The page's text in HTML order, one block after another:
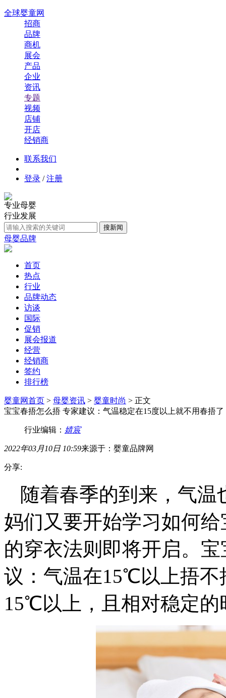
全球婴童网
招商
品牌
商机
展会
产品
企业
资讯
专题
视频
店铺
开店
经销商
联系我们
登录 /注册
专业母婴
行业发展
母婴品牌
首页
热点
行业
品牌动态
访谈
国际
促销
展会报道
经营
经销商
签约
排行榜
婴童网首页 > 母婴资讯 > 婴童时尚 > 正文
宝宝春捂怎么捂 专家建议：气温稳定在15度以上就不用春捂了
行业编辑： 婧宸
2022年03月10日 10:59来源于：婴童品牌网
分享:
随着春季的到来，气
妈们又要开始学习如何
的穿衣法则即将开启。
议：气温在15℃以上捂不
15℃以上，且相对稳定的